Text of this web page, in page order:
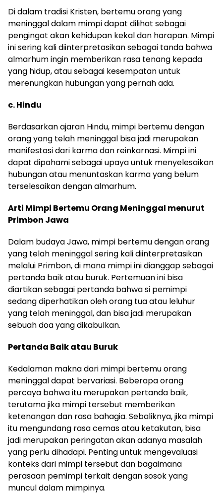
Di dalam tradisi Kristen, bertemu orang yang
meninggal dalam mimpi dapat dilihat sebagai
pengingat akan kehidupan kekal dan harapan. Mimpi
ini sering kali diinterpretasikan sebagai tanda bahwa
almarhum ingin memberikan rasa tenang kepada
yang hidup, atau sebagai kesempatan untuk
merenungkan hubungan yang pernah ada.
c. Hindu
Berdasarkan ajaran Hindu, mimpi bertemu dengan
orang yang telah meninggal bisa jadi merupakan
manifestasi dari karma dan reinkarnasi. Mimpi ini
dapat dipahami sebagai upaya untuk menyelesaikan
hubungan atau menuntaskan karma yang belum
terselesaikan dengan almarhum.
Arti Mimpi Bertemu Orang Meninggal menurut
Primbon Jawa
Dalam budaya Jawa, mimpi bertemu dengan orang
yang telah meninggal sering kali diinterpretasikan
melalui Primbon, di mana mimpi ini dianggap sebagai
pertanda baik atau buruk. Pertemuan ini bisa
diartikan sebagai pertanda bahwa si pemimpi
sedang diperhatikan oleh orang tua atau leluhur
yang telah meninggal, dan bisa jadi merupakan
sebuah doa yang dikabulkan.
Pertanda Baik atau Buruk
Kedalaman makna dari mimpi bertemu orang
meninggal dapat bervariasi. Beberapa orang
percaya bahwa itu merupakan pertanda baik,
terutama jika mimpi tersebut memberikan
ketenangan dan rasa bahagia. Sebaliknya, jika mimpi
itu mengundang rasa cemas atau ketakutan, bisa
jadi merupakan peringatan akan adanya masalah
yang perlu dihadapi. Penting untuk mengevaluasi
konteks dari mimpi tersebut dan bagaimana
perasaan pemimpi terkait dengan sosok yang
muncul dalam mimpinya.